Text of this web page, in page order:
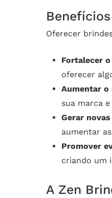
Oferecer
Fortalecer
oferecer
Aumentar o
sua marca
Gerar
aumentar
Promover
criando um
A Zen